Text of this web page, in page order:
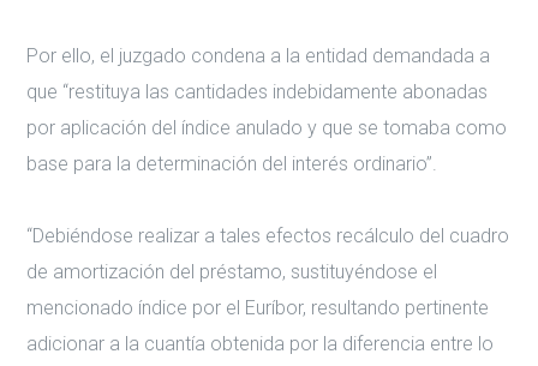
Por ello, el juzgado condena a la entidad demandada a
que “restituya las cantidades indebidamente abonadas
por aplicación del índice anulado y que se tomaba como
base para la determinación del interés ordinario”.
“Debiéndose realizar a tales efectos recálculo del cuadro
de amortización del préstamo, sustituyéndose el
mencionado índice por el Euríbor, resultando pertinente
adicionar a la cuantía obtenida por la diferencia entre lo